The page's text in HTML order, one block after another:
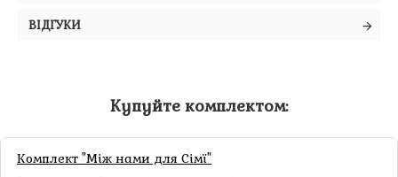
ВІДГУКИ
Купуйте комплектом:
Комплект "Між нами для Сімї"